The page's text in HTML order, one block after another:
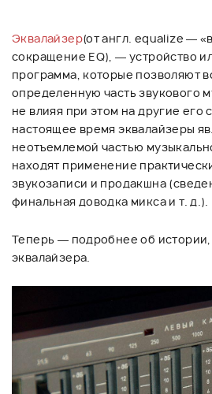
Эквалайзер(от англ. equalize —
сокращение EQ), — устройство
программа, которые позволяют
определенную часть звукового
не влияя при этом на другие его
настоящее время эквалайзеры
неотъемлемой частью
находят применение
звукозаписи и продакшна
финальная доводка микса и т. д.).
Теперь — подробнее об
эквалайзера.